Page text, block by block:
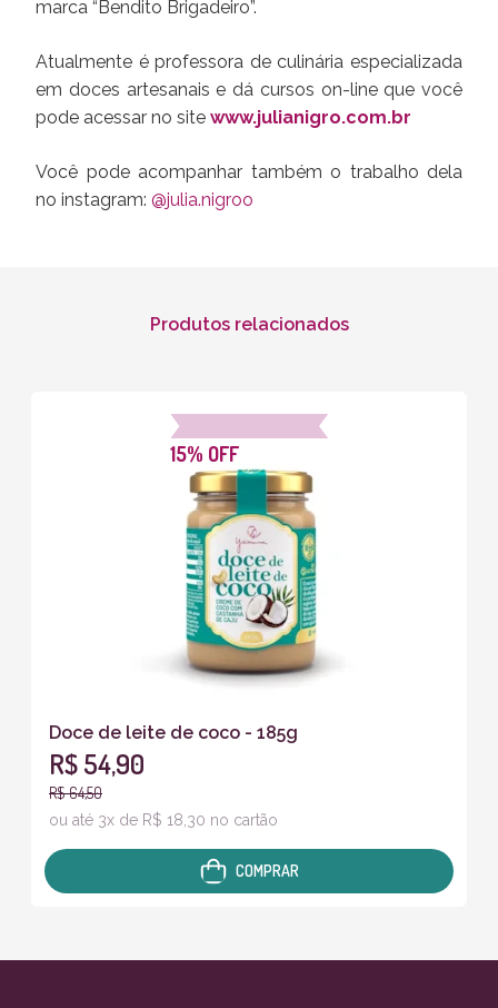
marca “Bendito Brigadeiro”.
Atualmente é professora de culinária especializada
em doces artesanais e dá cursos on-line que você
pode acessar no site www.julianigro.com.br
Você pode acompanhar também o trabalho dela
no instagram: @julia.nigroo
Produtos relacionados
15% OFF
Doce de leite de coco - 185g
R$ 54,90
R$ 64,50
ou até 3x de R$ 18,30 no cartão
COMPRAR